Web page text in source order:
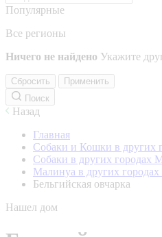
Популярные
Все регионы
Ничего не найдено Укажите
Сбросить
Применить
Поиск
Назад
Главная
Собаки и Кошки в других
Собаки в других городах
Малинуа в других
Бельгийская овчарка
Нашел дом